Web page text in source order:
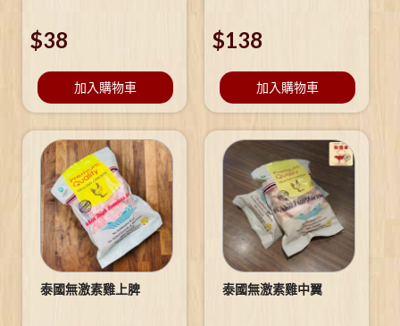
$38
加入購物車
$138
加入購物車
泰國無激素雞上脾 泰國無激素雞中翼